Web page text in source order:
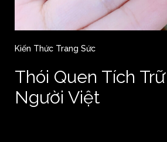
Kiến Thức Trang Sức
Thói Quen Tích
Người Việt